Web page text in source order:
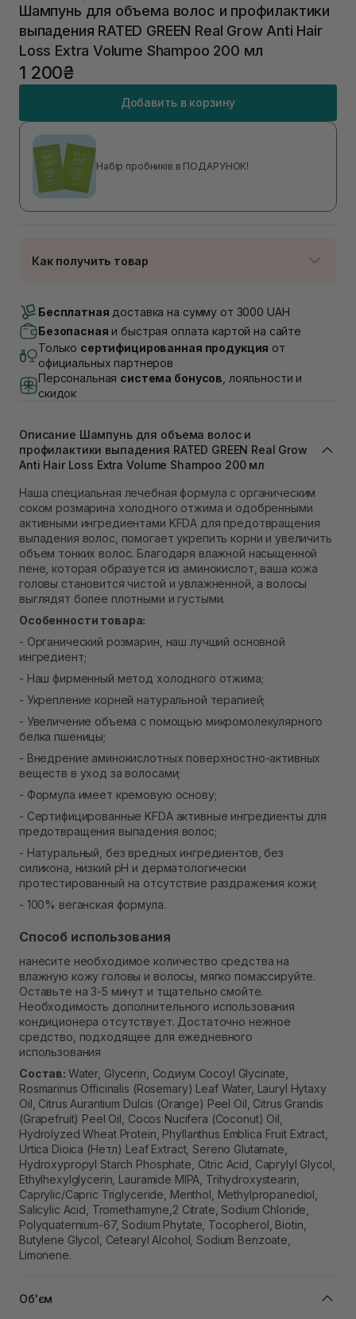
Шампунь для объема волос и профилактики
выпадения RATED GREEN Real Grow Anti Hair
Loss Extra Volume Shampoo 200 мл
1 200₴
Добавить в корзину
Набір пробників в ПОДАРУНОК!
Как получить товар
В наличии
Самовывоз г. Луцк, Винниченка 4
Самовывоз г. Львов, ул. Академика Подстригача,
1В (Duck's Lake)
Самовывоз г. Львов ул. Степана Бандеры 43
В наличии
Самовывоз Ровно
Самовывоз г. Ровно, ул. Кулика и Гудачека 23 (ТЦ
Экватор)
В наличии
Бесплатная доставка на сумму от 3000 UAH
Безопасная и быстрая оплата картой на сайте
Только сертифицированная продукция от
официальных партнеров
Персональная система бонусов , лояльности и
скидок
Описание Шампунь для объема волос и
профилактики выпадения RATED GREEN Real Grow
Anti Hair Loss Extra Volume Shampoo 200 мл
Наша специальная лечебная формула с органическим
соком розмарина холодного отжима и одобренными
активными ингредиентами KFDA для предотвращения
выпадения волос, помогает укрепить корни и увеличить
объем тонких волос. Благодаря влажной насыщенной
пене, которая образуется из аминокислот, ваша кожа
головы становится чистой и увлажненной, а волосы
выглядят более плотными и густыми.
Особенности товара:
- Органический розмарин, наш лучший основной
ингредиент;
- Наш фирменный метод холодного отжима;
- Укрепление корней натуральной терапией;
- Увеличение объема с помощью микромолекулярного
белка пшеницы;
- Внедрение аминокислотных поверхностно-активных
веществ в уход за волосами;
- Формула имеет кремовую основу;
- Сертифицированные KFDA активные ингредиенты для
предотвращения выпадения волос;
- Натуральный, без вредных ингредиентов, без
силикона, низкий рН и дерматологически
протестированный на отсутствие раздражения кожи;
- 100% веганская формула.
Способ использования
нанесите необходимое количество средства на
влажную кожу головы и волосы, мягко помассируйте.
Оставьте на 3-5 минут и тщательно смойте.
Необходимость дополнительного использования
кондиционера отсутствует. Достаточно нежное
средство, подходящее для ежедневного
использования
Состав: Water, Glycerin, Содиум Cocoyl Glycinate,
Rosmarinus Officinalis (Rosemary) Leaf Water, Lauryl Hytaxy
Oil, Citrus Aurantium Dulcis (Orange) Peel Oil, Citrus Grandis
(Grapefruit) Peel Oil, Cocos Nucifera (Coconut) Oil,
Hydrolyzed Wheat Protein, Phyllanthus Emblica Fruit Extract,
Urtica Dioica (Нетл) Leaf Extract, Sereno Glutamate,
Hydroxypropyl Starch Phosphate, Citric Acid, Caprylyl Glycol,
Ethylhexylglycerin, Lauramide MIPA, Trihydroxystearin,
Caprylic/Capric Triglyceride, Menthol, Methylpropanediol,
Salicylic Acid, Tromethamyne,2 Citrate, Sodium Chloride,
Polyquaternium-67, Sodium Phytate, Tocopherol, Biotin,
Butylene Glycol, Cetearyl Alcohol, Sodium Benzoate,
Limonene.
Об'єм